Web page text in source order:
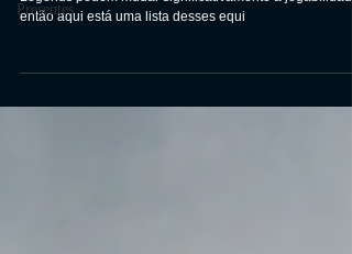
Presentes
Os equipamentos lendários em Ghost of Tsushima: